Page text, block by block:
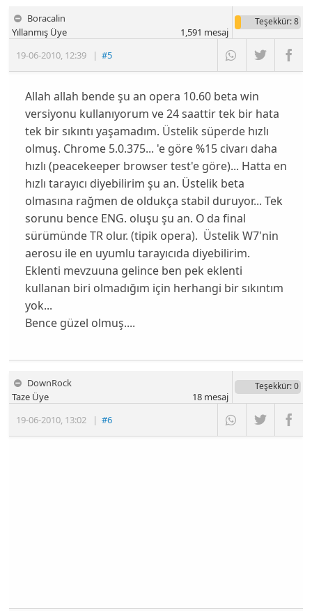
Boracalin
19-06-2010, 12:39 |#5
Yıllanmış Üye
Teşekkür: 8
1,591 mesaj
Allah allah bende şu an opera 10.60 beta win
versiyonu kullanıyorum ve 24 saattir tek bir hata
tek bir sıkıntı yaşamadım. Üstelik süperde hızlı
olmuş. Chrome 5.0.375... 'e göre %15 civarı daha
hızlı (peacekeeper browser test'e göre)... Hatta en
hızlı tarayıcı diyebilirim şu an. Üstelik beta
olmasına rağmen de oldukça stabil duruyor... Tek
sorunu bence ENG. oluşu şu an. O da final
sürümünde TR olur. (tipik opera). Üstelik W7'nin
aerosu ile en uyumlu tarayıcıda diyebilirim.
Eklenti mevzuuna gelince ben pek eklenti
kullanan biri olmadığım için herhangi bir sıkıntım
yok...
Bence güzel olmuş....
DownRock
19-06-2010, 13:02 |#6
Taze Üye
Teşekkür: 0
18mesaj